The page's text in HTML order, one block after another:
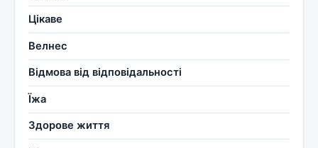
Цікаве
Велнес
Відмова від відповідальності
Їжа
Здорове життя